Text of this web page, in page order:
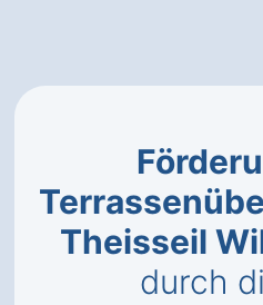
Theisseil
durch